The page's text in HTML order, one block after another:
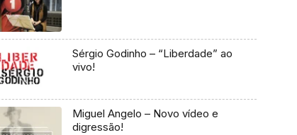
Sérgio Godinho – “Liberdade” ao
vivo!
Miguel Angelo – Novo vídeo e
digressão!